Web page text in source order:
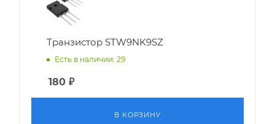
Транзистор STW9NK9SZ
Есть в наличии: 29
180 ₽
В КОРЗИНУ